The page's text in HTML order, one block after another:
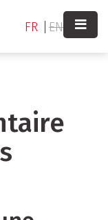
FR EN